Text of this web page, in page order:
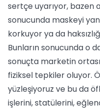
sertçe uyarıyor, bazen
sonucunda maskeyi
korkuyor ya da
Bunların sonucunda o
sonuçta marketin
fiziksel tepkiler oluyor.
yüzleşiyoruz ve bu da
işlerini, statülerini,